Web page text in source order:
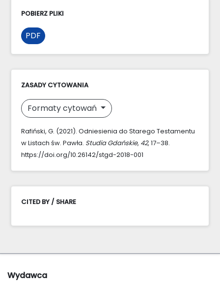
POBIERZ PLIKI
PDF
ZASADY CYTOWANIA
Formaty cytowań
Rafiński, G. (2021). Odniesienia do Starego Testamentu
w Listach św. Pawła. Studia Gdańskie, 42, 17–38.
https://doi.org/10.26142/stgd-2018-001
CITED BY / SHARE
Wydawca